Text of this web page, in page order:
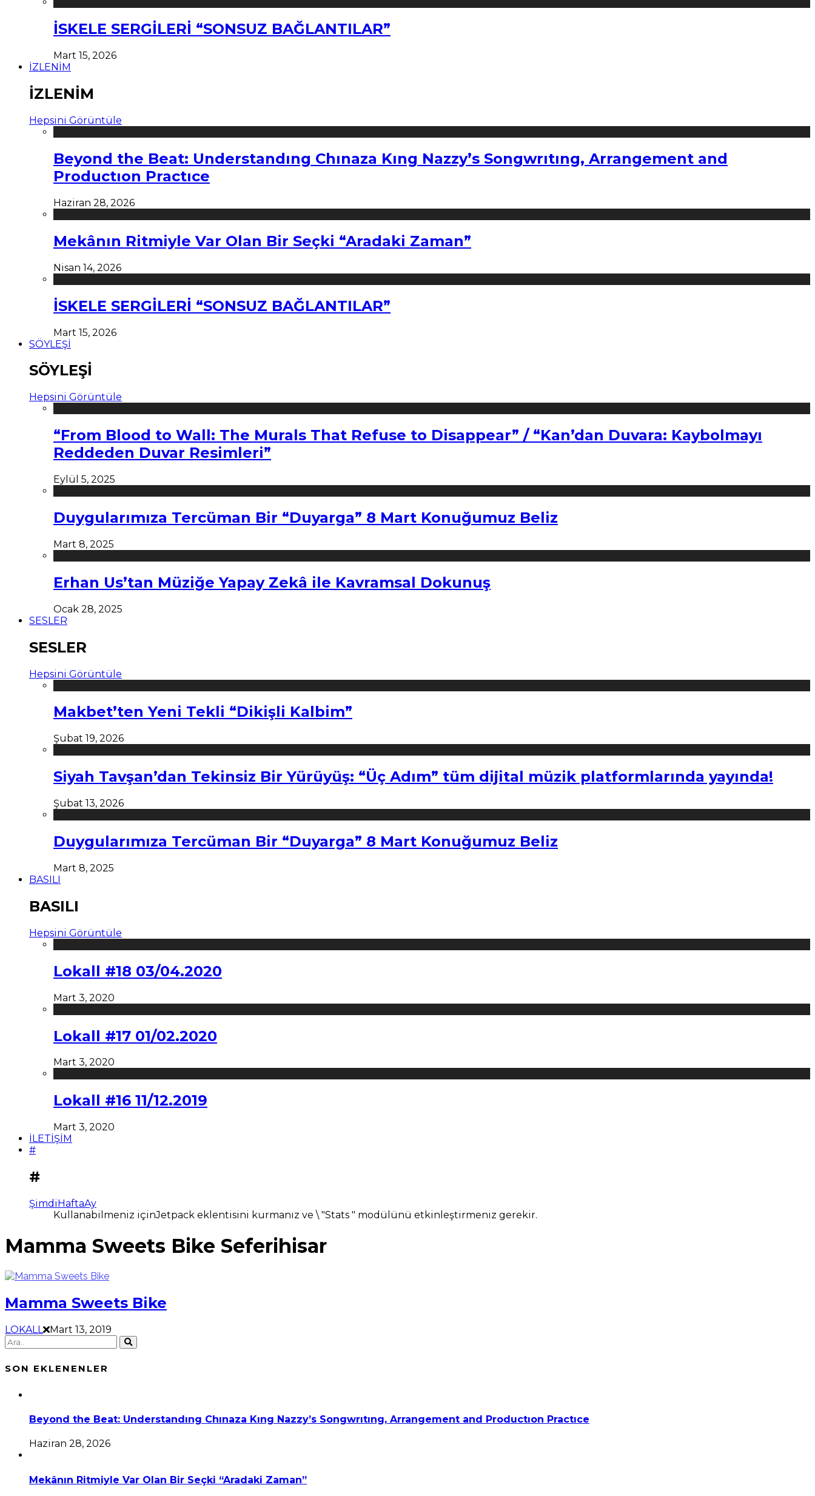
İSKELE SERGİLERİ “SONSUZ BAĞLANTILAR”
Mart 15, 2026
İZLENİM
İZLENİM
Hepsini Görüntüle
Beyond the Beat: Understandıng Chınaza Kıng Nazzy’s Songwrıtıng, Arrangement and
Productıon Practıce
Haziran 28, 2026
Mekânın Ritmiyle Var Olan Bir Seçki “Aradaki Zaman”
Nisan 14, 2026
İSKELE SERGİLERİ “SONSUZ BAĞLANTILAR”
Mart 15, 2026
SÖYLEŞİ
SÖYLEŞİ
Hepsini Görüntüle
“From Blood to Wall: The Murals That Refuse to Disappear” / “Kan’dan Duvara: Kaybolmayı
Reddeden Duvar Resimleri”
Eylül 5, 2025
Duygularımıza Tercüman Bir “Duyarga” 8 Mart Konuğumuz Beliz
Mart 8, 2025
Erhan Us’tan Müziğe Yapay Zekâ ile Kavramsal Dokunuş
Ocak 28, 2025
SESLER
SESLER
Hepsini Görüntüle
Makbet’ten Yeni Tekli “Dikişli Kalbim”
Şubat 19, 2026
Siyah Tavşan’dan Tekinsiz Bir Yürüyüş: “Üç Adım” tüm dijital müzik platformlarında yayında!
Şubat 13, 2026
Duygularımıza Tercüman Bir “Duyarga” 8 Mart Konuğumuz Beliz
Mart 8, 2025
BASILI
BASILI
Hepsini Görüntüle
Lokall #18 03/04.2020
Mart 3, 2020
Lokall #17 01/02.2020
Mart 3, 2020
Lokall #16 11/12.2019
Mart 3, 2020
İLETİŞİM
#
#
ŞimdiHaftaAy
Kullanabilmeniz içinJetpack eklentisini kurmanız ve \ "Stats " modülünü etkinleştirmeniz gerekir.
Mamma Sweets Bike Seferihisar
Mamma Sweets Bike
LOKALL Mart 13, 2019
SON EKLENENLER
Beyond the Beat: Understandıng Chınaza Kıng Nazzy’s Songwrıtıng, Arrangement and Productıon Practıce
Haziran 28, 2026
Mekânın Ritmiyle Var Olan Bir Seçki “Aradaki Zaman”